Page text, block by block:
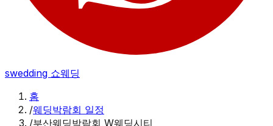
swedding 쇼웨딩
홈
/웨딩박람회 일정
/부산웨딩박람회 W웨딩시티